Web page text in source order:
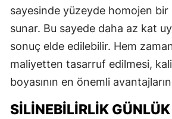
sayesinde yüzeyde homojen bir
sunar. Bu sayede daha az kat
sonuç elde edilebilir. Hem
maliyetten tasarruf edilmesi,
boyasının en önemli
SILINEBILIRLIK GÜNLÜK